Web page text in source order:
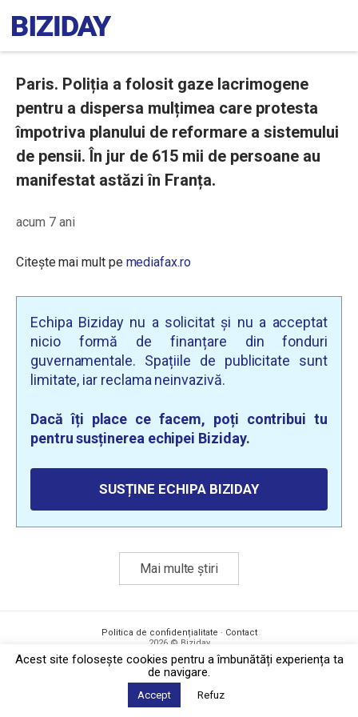
Paris. Poliția a folosit gaze lacrimogene
pentru a dispersa mulțimea care protesta
împotriva planului de reformare a sistemului
de pensii. În jur de 615 mii de persoane au
manifestat astăzi în Franța.
acum 7 ani
Citește mai mult pe mediafax.ro
Echipa Biziday nu a solicitat și nu a acceptat
nicio formă de finanțare din fonduri
guvernamentale. Spațiile de publicitate sunt
limitate, iar reclama neinvazivă.
Dacă îți place ce facem, poți contribui tu
pentru susținerea echipei Biziday.
SUSȚINE ECHIPA BIZIDAY
Mai multe știri
Politica de confidențialitate · Contact
2026 © Biziday
Acest site foloseşte cookies pentru a îmbunătăți experiența ta
de navigare.
Accept Refuz